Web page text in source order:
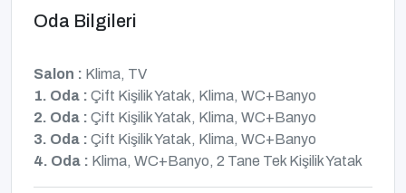
Oda Bilgileri
Salon : Klima, TV
1. Oda : Çift Kişilik Yatak, Klima, WC+Banyo
2. Oda : Çift Kişilik Yatak, Klima, WC+Banyo
3. Oda : Çift Kişilik Yatak, Klima, WC+Banyo
4. Oda : Klima, WC+Banyo, 2 Tane Tek Kişilik Yatak